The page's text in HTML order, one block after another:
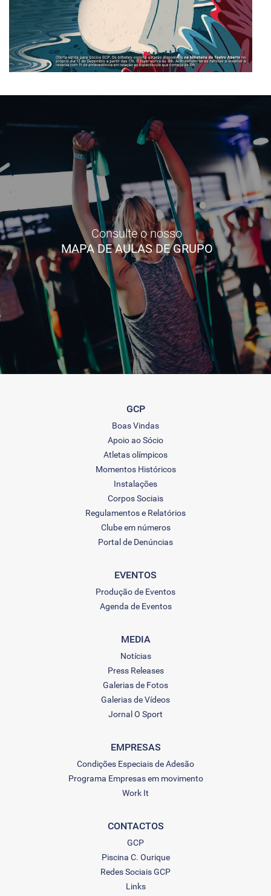
Consulte o nosso
MAPA DE AULAS DE GRUPO
GCP
Boas Vindas
Apoio ao Sócio
Atletas olímpicos
Momentos Históricos
Instalações
Corpos Sociais
Regulamentos e Relatórios
Clube em números
Portal de Denúncias
EVENTOS
Produção de Eventos
Agenda de Eventos
MEDIA
Notícias
Press Releases
Galerias de Fotos
Galerias de Vídeos
Jornal O Sport
EMPRESAS
Condições Especiais de Adesão
Programa Empresas em movimento
Work It
CONTACTOS
GCP
Piscina C. Ourique
Redes Sociais GCP
Links